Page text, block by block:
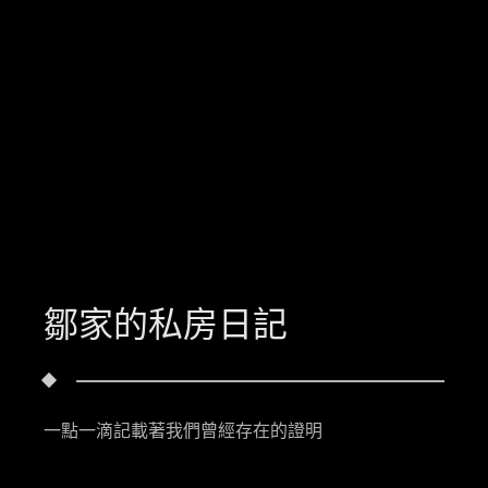
鄒家的私房日記
一點一滴記載著我們曾經存在的證明